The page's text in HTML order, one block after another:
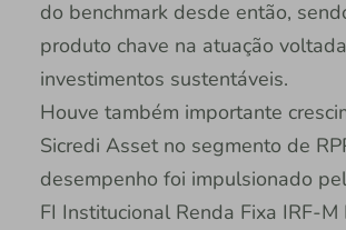
do benchmark desde então,
produto chave na atuação
investimentos sustentáveis.
Houve também importante
Sicredi Asset no segmento de
desempenho foi impulsionado
FI Institucional Renda Fixa IRF-M